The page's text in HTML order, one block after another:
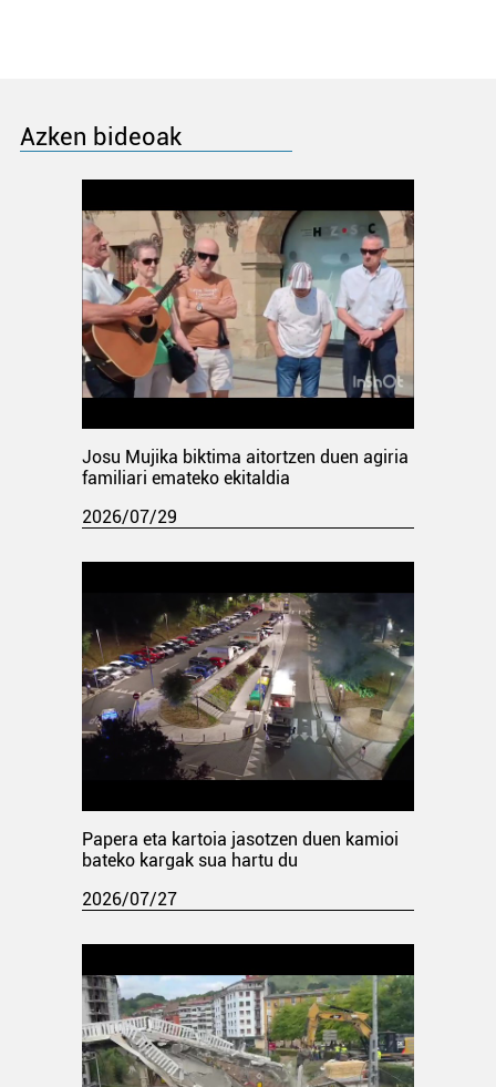
Azken bideoak
Josu Mujika biktima aitortzen duen agiria
familiari emateko ekitaldia
2026/07/29
Papera eta kartoia jasotzen duen kamioi
bateko kargak sua hartu du
2026/07/27